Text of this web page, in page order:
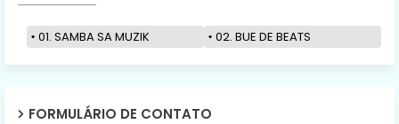
01. SAMBA SA MUZIK 02. BUE DE BEATS
FORMULÁRIO DE CONTATO